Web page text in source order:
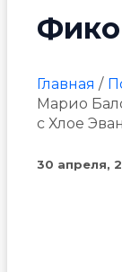
Фико
Главная
Марио
с Хлое
30 апреля,